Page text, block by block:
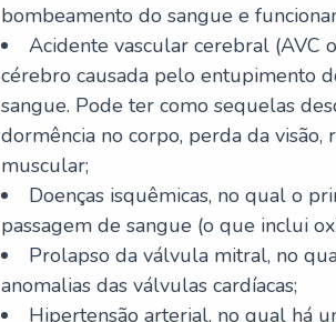
bombeamento do sangue e
Acidente vascular cerebral (AVC
cérebro causada pelo entupimento
sangue. Pode ter como sequelas
dormência no corpo, perda da
muscular;
Doenças isquêmicas, no qual o
passagem de sangue (o que inclui
Prolapso da válvula mitral, no
anomalias das válvulas cardíacas;
Hipertensão arterial, no qual há